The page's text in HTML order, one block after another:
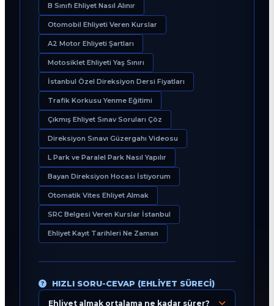
B Sınıfı Ehliyet Nasıl Alınır
Otomobil Ehliyeti Veren Kurslar
A2 Motor Ehliyeti Şartları
Motosiklet Ehliyeti Yaş Sınırı
İstanbul Özel Direksiyon Dersi Fiyatları
Trafik Korkusu Yenme Eğitimi
Çıkmış Ehliyet Sınav Soruları Çöz
Direksiyon Sınavı Güzergahı Videosu
L Park ve Paralel Park Nasıl Yapılır
Bayan Direksiyon Hocası İstiyorum
Otomatik Vites Ehliyet Almak
SRC Belgesi Veren Kurslar İstanbul
Ehliyet Kayıt Tarihleri Ne Zaman
HIZLI SORU-CEVAP (EHLIYET SÜRECI)
Ehliyet almak ortalama ne kadar sürer?